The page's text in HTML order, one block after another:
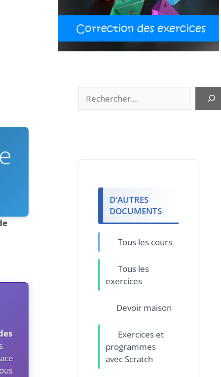
Rechercher
D'AUTRES
DOCUMENTS
Tous les cours
Tous les
exercices
Devoir maison
Exercices et
programmes
avec Scratch